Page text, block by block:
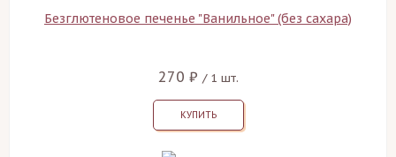
Безглютеновое печенье "Ванильное" (без сахара)
270 ₽ / 1 шт.
КУПИТЬ